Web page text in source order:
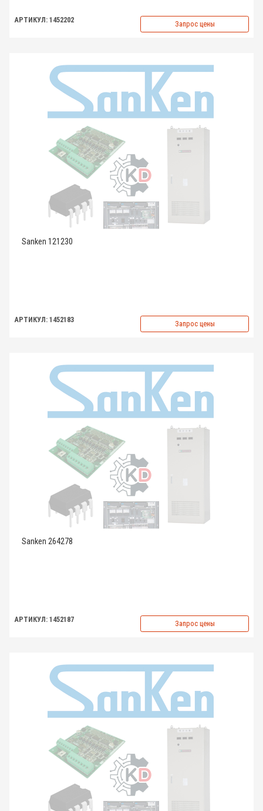
АРТИКУЛ: 1452202 Запрос цены
Sanken 121230
АРТИКУЛ: 1452183 Запрос цены
Sanken 264278
АРТИКУЛ: 1452187 Запрос цены